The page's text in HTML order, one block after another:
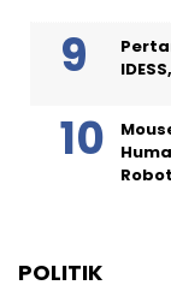
POLITIK